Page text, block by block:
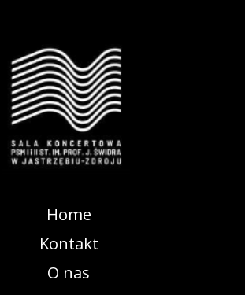
Home
Kontakt
O nas